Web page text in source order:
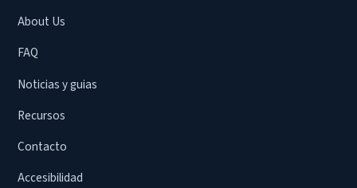
About Us
FAQ
Noticias y guias
Recursos
Contacto
Accesibilidad